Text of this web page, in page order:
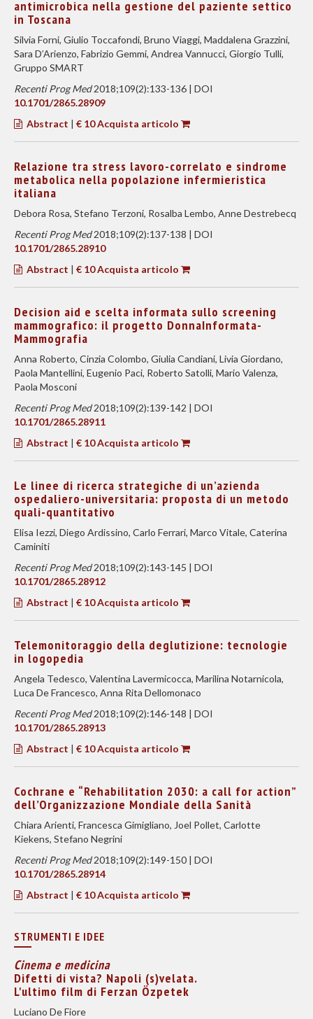
antimicrobica nella gestione del paziente settico
in Toscana
Silvia Forni, Giulio Toccafondi, Bruno Viaggi, Maddalena Grazzini,
Sara D’Arienzo, Fabrizio Gemmi, Andrea Vannucci, Giorgio Tulli,
Gruppo SMART
Recenti Prog Med2018;109(2):133-136 | DOI
10.1701/2865.28909
Abstract | € 10 Acquista articolo
Relazione tra stress lavoro-correlato e sindrome
metabolica nella popolazione infermieristica
italiana
Debora Rosa, Stefano Terzoni, Rosalba Lembo, Anne Destrebecq
Recenti Prog Med2018;109(2):137-138 | DOI
10.1701/2865.28910
Abstract | € 10 Acquista articolo
Decision aid e scelta informata sullo screening
mammografico: il progetto DonnaInformata-
Mammografia
Anna Roberto, Cinzia Colombo, Giulia Candiani, Livia Giordano,
Paola Mantellini, Eugenio Paci, Roberto Satolli, Mario Valenza,
Paola Mosconi
Recenti Prog Med2018;109(2):139-142 | DOI
10.1701/2865.28911
Abstract | € 10 Acquista articolo
Le linee di ricerca strategiche di un’azienda
ospedaliero-universitaria: proposta di un metodo
quali-quantitativo
Elisa Iezzi, Diego Ardissino, Carlo Ferrari, Marco Vitale, Caterina
Caminiti
Recenti Prog Med2018;109(2):143-145 | DOI
10.1701/2865.28912
Abstract | € 10 Acquista articolo
Telemonitoraggio della deglutizione: tecnologie
in logopedia
Angela Tedesco, Valentina Lavermicocca, Marilina Notarnicola,
Luca De Francesco, Anna Rita Dellomonaco
Recenti Prog Med2018;109(2):146-148 | DOI
10.1701/2865.28913
Abstract | € 10 Acquista articolo
Cochrane e “Rehabilitation 2030: a call for action”
dell’Organizzazione Mondiale della Sanità
Chiara Arienti, Francesca Gimigliano, Joel Pollet, Carlotte
Kiekens, Stefano Negrini
Recenti Prog Med2018;109(2):149-150 | DOI
10.1701/2865.28914
Abstract | € 10 Acquista articolo
STRUMENTI E IDEE
Cinema e medicina
Difetti di vista? Napoli (s)velata.
L'ultimo film di Ferzan Özpetek
Luciano De Fiore